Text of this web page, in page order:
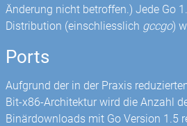
Änderung nicht betroffen.) Jede Go
Distribution (einschliesslich gccgo)
Ports
Aufgrund der in der Praxis
Bit-x86-Architektur wird die Anzahl
Binärdownloads mit Go Version 1.5